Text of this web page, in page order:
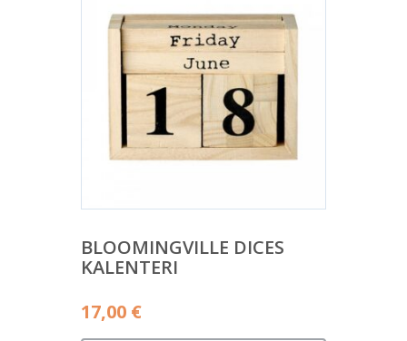
BLOOMINGVILLE DICES
KALENTERI
17,00 €